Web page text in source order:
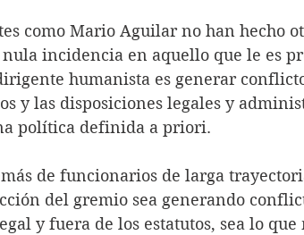
como Mario Aguilar no han hecho
incidencia en aquello que le es
humanista es generar
y las disposiciones legales y
política definida a priori.
de funcionarios de larga
del gremio sea generando
y fuera de los estatutos, sea lo que